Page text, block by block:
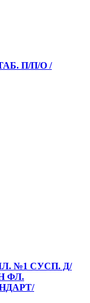
П/П/О /
№1 СУСП. Д/
ФЛ.